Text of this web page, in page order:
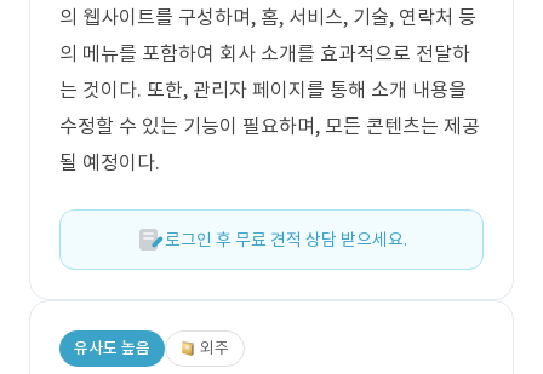
의 웹사이트를 구성하며, 홈, 서비스, 기술, 연락처 등
의 메뉴를 포함하여 회사 소개를 효과적으로 전달하
는 것이다. 또한, 관리자 페이지를 통해 소개 내용을
수정할 수 있는 기능이 필요하며, 모든 콘텐츠는 제공
될 예정이다.
로그인 후 무료 견적 상담 받으세요.
유사도 높음 외주